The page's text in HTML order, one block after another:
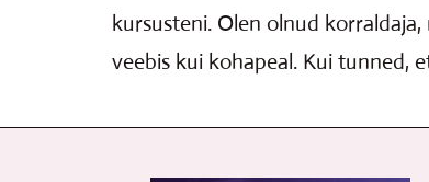
kursusteni. Olen olnud
veebis kui kohapeal. Kui tunned,